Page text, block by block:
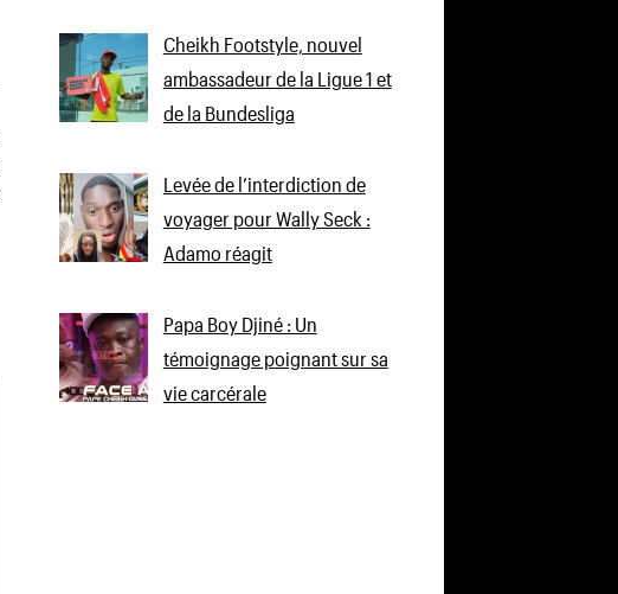
Cheikh Footstyle, nouvel
ambassadeur de la Ligue 1 et
de la Bundesliga
Levée de l’interdiction de
voyager pour Wally Seck :
Adamo réagit
Papa Boy Djiné : Un
témoignage poignant sur sa
vie carcérale